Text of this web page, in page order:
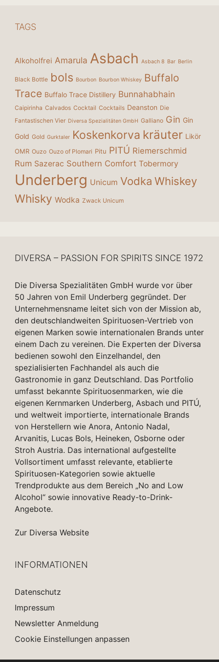
TAGS
Alkoholfrei Amarula Asbach Asbach 8 Bar Berlin
Black Bottle bols Bourbon Bourbon Whiskey Buffalo
Trace Buffalo Trace Distillery Bunnahabhain
Caipirinha Calvados Cocktail Cocktails Deanston Die
Fantastischen Vier Diversa Spezialitäten GmbH Galliano Gin Gin
Gold Gold Gurktaler Koskenkorva kräuter Likör
OMR Ouzo Ouzo of Plomari Pitu PITÚ Riemerschmid
Rum Sazerac Southern Comfort Tobermory
Underberg Unicum Vodka Whiskey
Whisky Wodka Zwack Unicum
DIVERSA – PASSION FOR SPIRITS SINCE 1972
Die Diversa Spezialitäten GmbH wurde vor über
50 Jahren von Emil Underberg gegründet. Der
Unternehmensname leitet sich von der Mission ab,
den deutschlandweiten Spirituosen-Vertrieb von
eigenen Marken sowie internationalen Brands unter
einem Dach zu vereinen. Die Experten der Diversa
bedienen sowohl den Einzelhandel, den
spezialisierten Fachhandel als auch die
Gastronomie in ganz Deutschland. Das Portfolio
umfasst bekannte Spirituosenmarken, wie die
eigenen Kernmarken Underberg, Asbach und PITÚ,
und weltweit importierte, internationale Brands
von Herstellern wie Anora, Antonio Nadal,
Arvanitis, Lucas Bols, Heineken, Osborne oder
Stroh Austria. Das international aufgestellte
Vollsortiment umfasst relevante, etablierte
Spirituosen-Kategorien sowie aktuelle
Trendprodukte aus dem Bereich „No and Low
Alcohol“ sowie innovative Ready-to-Drink-
Angebote.
Zur Diversa Website
INFORMATIONEN
Datenschutz
Impressum
Newsletter Anmeldung
Cookie Einstellungen anpassen